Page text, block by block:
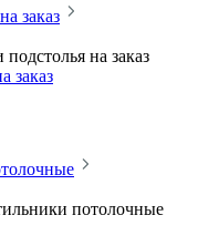
заказ
на заказ
заказ
потолочные